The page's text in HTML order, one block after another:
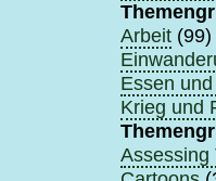
Arbeit (99)
Essen
Krieg und
Assessing